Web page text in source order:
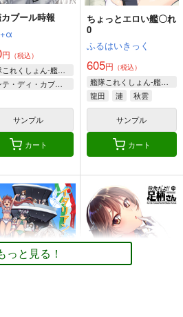
ブール時報
円 （税込）
艦隊これくしょん-艦これ-
コンテ・ディ・カブール
サンプル
カート
ちょっとエロい艦〇れ
0
ふるはいきっく
605円 （税込）
艦隊これくしょん-艦これ-
龍田
漣 秋雲
サンプル
カート
っと見る！